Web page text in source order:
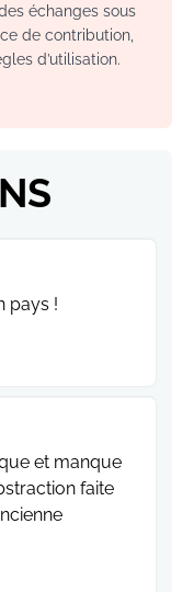
échanges sous
de contribution,
d’utilisation.
pays !
et manque
faite